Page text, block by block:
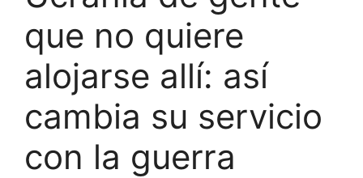
que no quiere
alojarse allí: así
cambia su servicio
con la guerra